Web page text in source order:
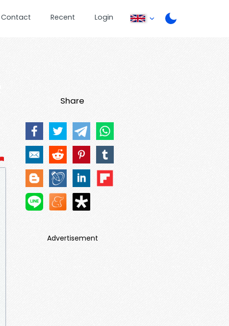
Contact Recent Login
Share
Advertisement